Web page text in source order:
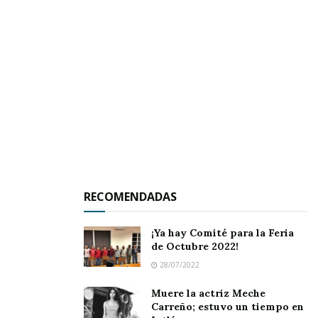
RECOMENDADAS
¡Ya hay Comité para la Feria
de Octubre 2022!
28/07/2022
Muere la actriz Meche
Carreño; estuvo un tiempo en